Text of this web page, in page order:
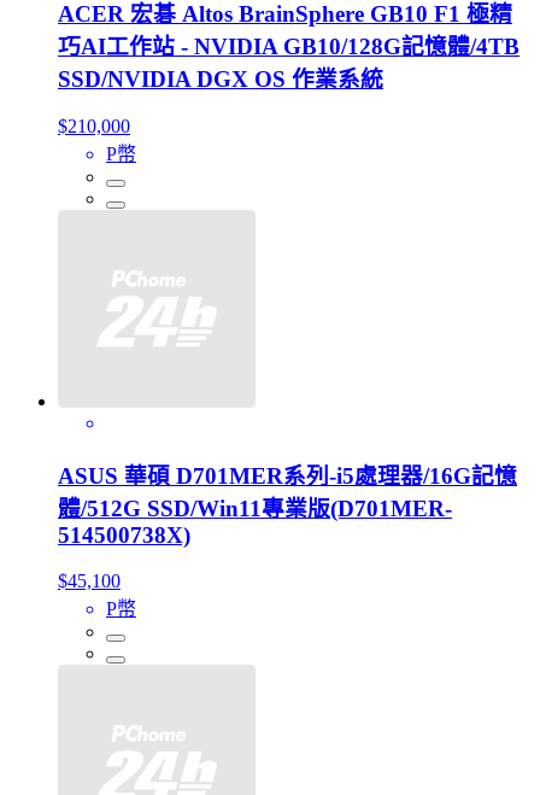
ACER 宏碁 Altos BrainSphere GB10 F1 極精
巧AI工作站 - NVIDIA GB10/128G記憶體/4TB
SSD/NVIDIA DGX OS 作業系統
$210,000
P幣
ASUS 華碩 D701MER系列-i5處理器/16G記憶
體/512G SSD/Win11專業版(D701MER-
514500738X)
$45,100
P幣